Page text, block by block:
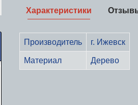
Характеристики
Производитель г. Ижевск
Материал Дерево